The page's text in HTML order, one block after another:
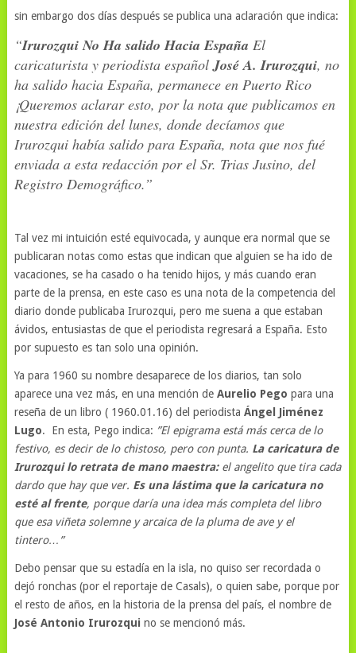
sin embargo dos días después se publica una aclaración que indica:
“Irurozqui No Ha salido Hacia España El
caricaturista y periodista españolJosé A. Irurozqui, no
ha salido hacia España, permanece en Puerto Rico
¡Queremos aclarar esto, por la nota que publicamos en
nuestra edición del lunes, donde decíamos que
Irurozqui había salido para España, nota que nos fué
enviada a esta redacción por el Sr. Trias Jusino, del
Registro Demográfico.”
Tal vez mi intuición esté equivocada, y aunque era normal que se
publicaran notas como estas que indican que alguien se ha ido de
vacaciones, se ha casado o ha tenido hijos, y más cuando eran
parte de la prensa, en este caso es una nota de la competencia del
diario donde publicaba Irurozqui, pero me suena a que estaban
ávidos, entusiastas de que el periodista regresará a España. Esto
por supuesto es tan solo una opinión.
Ya para 1960 su nombre desaparece de los diarios, tan solo
aparece una vez más, en una mención de Aurelio Pego para una
reseña de un libro ( 1960.01.16) del periodista Ángel Jiménez
Lugo. En esta, Pego indica: ”El epigrama está más cerca de lo
festivo, es decir de lo chistoso, pero con punta. La caricatura de
Irurozqui lo retrata de mano maestra:el angelito que tira cada
dardo que hay que ver. Es una lástima que la caricatura no
esté al frente, porque daría una idea más completa del libro
que esa viñeta solemne y arcaica de la pluma de ave y el
tintero…”
Debo pensar que su estadía en la isla, no quiso ser recordada o
dejó ronchas (por el reportaje de Casals), o quien sabe, porque por
el resto de años, en la historia de la prensa del país, el nombre de
José Antonio Irurozqui no se mencionó más.